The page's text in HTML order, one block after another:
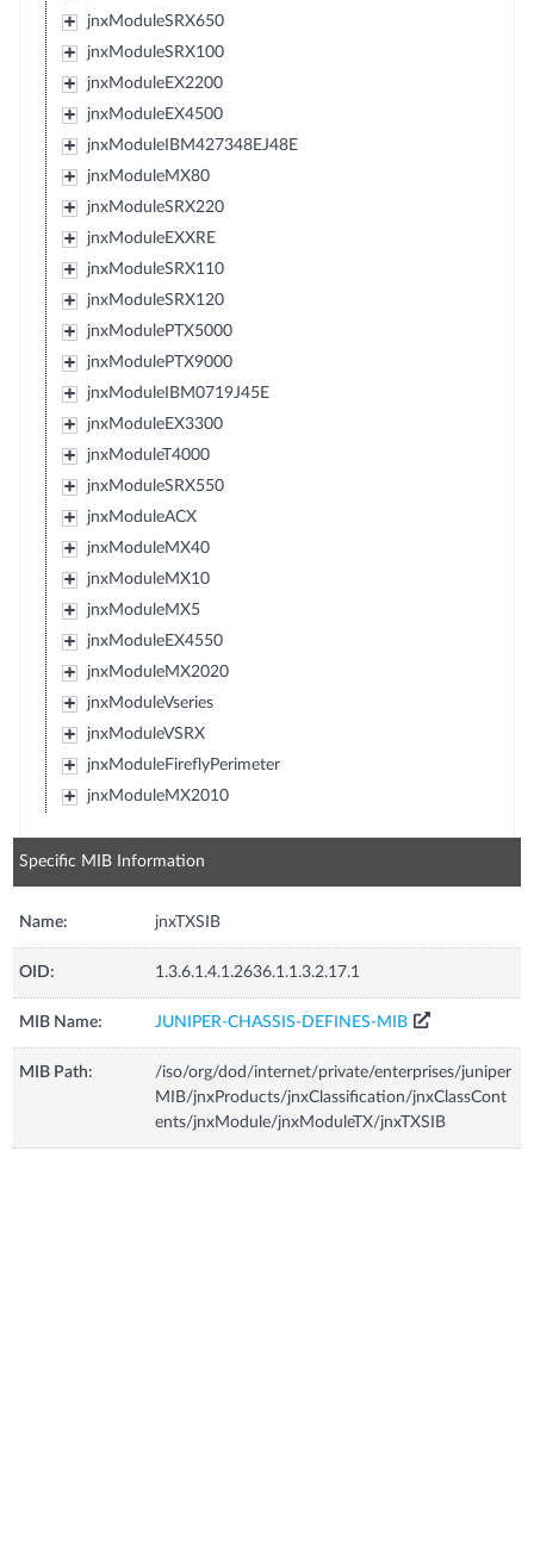
jnxModuleSRX650
jnxModuleSRX100
jnxModuleEX2200
jnxModuleEX4500
jnxModuleIBM427348EJ48E
jnxModuleMX80
jnxModuleSRX220
jnxModuleEXXRE
jnxModuleSRX110
jnxModuleSRX120
jnxModulePTX5000
jnxModulePTX9000
jnxModuleIBM0719J45E
jnxModuleEX3300
jnxModuleT4000
jnxModuleSRX550
jnxModuleACX
jnxModuleMX40
jnxModuleMX10
jnxModuleMX5
jnxModuleEX4550
jnxModuleMX2020
jnxModuleVseries
jnxModuleVSRX
jnxModuleFireflyPerimeter
jnxModuleMX2010
Specific MIB Information
Name: jnxTXSIB
OID: 1.3.6.1.4.1.2636.1.1.3.2.17.1
MIB Name: JUNIPER-CHASSIS-DEFINES-MIB
MIB Path:
/iso/org/dod/internet/private/enterprises/juniper
MIB/jnxProducts/jnxClassification/jnxClassCont
ents/jnxModule/jnxModuleTX/jnxTXSIB